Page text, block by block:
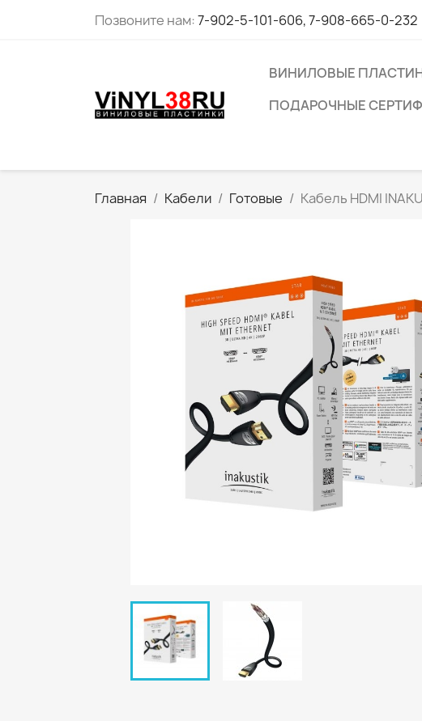
Позвоните нам:7-902-5-101-606, 7-908-665-0-232
ВИНИЛОВЫЕ
ПОДАРОЧНЫЕ
Главная Кабели Готовые Кабель HDMI